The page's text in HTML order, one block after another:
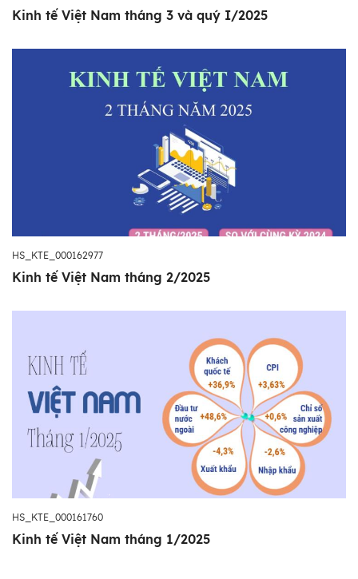
Kinh tế Việt Nam tháng 3 và quý I/2025
HS_KTE_000162977
Kinh tế Việt Nam tháng 2/2025
HS_KTE_000161760
Kinh tế Việt Nam tháng 1/2025